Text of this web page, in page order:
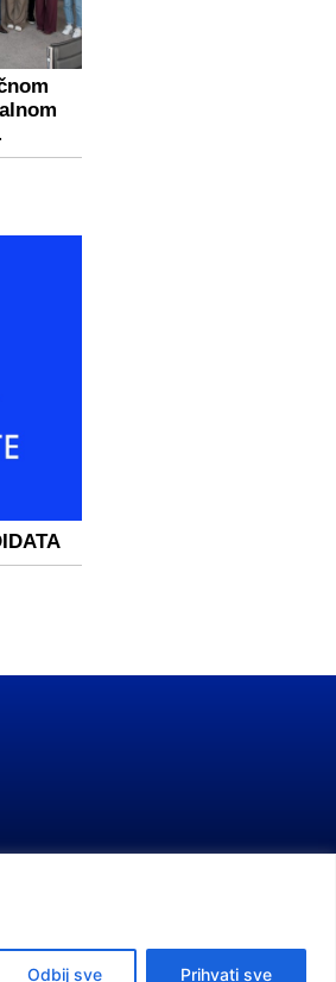
Odbij sve Prihvati sve